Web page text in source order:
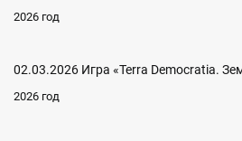
2026 год
02.03.2026 Игра «Terra Democratia.
2026 год